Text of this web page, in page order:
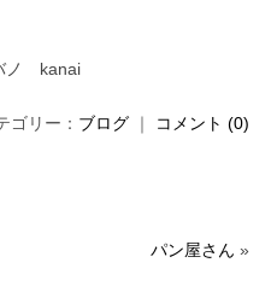
ノ kanai
ゴリー： ブログ ｜ コメント (0)
パン屋さん »